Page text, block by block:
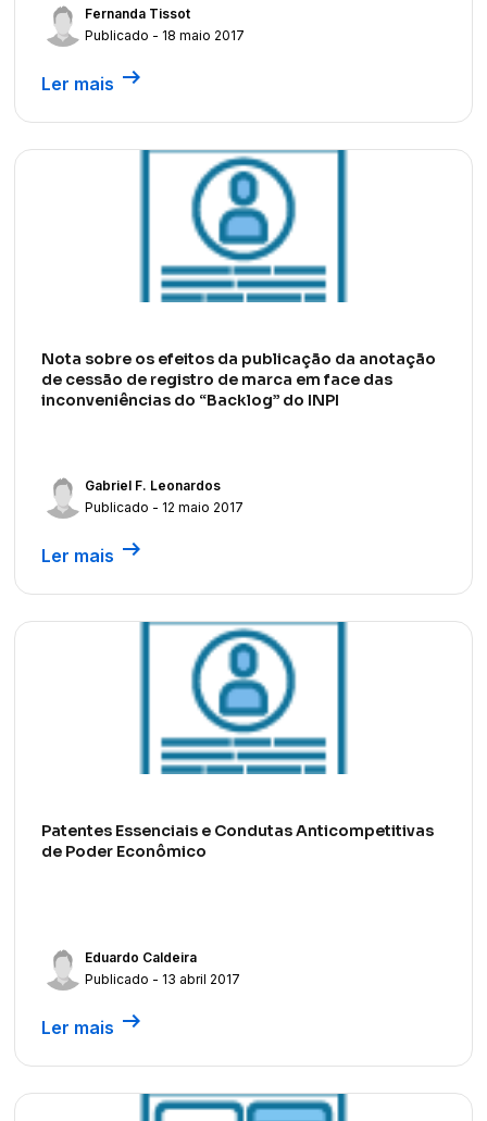
Fernanda Tissot
Publicado - 18 maio 2017
Ler mais arrow_right_alt
Nota sobre os efeitos da publicação da anotação
de cessão de registro de marca em face das
inconveniências do “Backlog” do INPI
Gabriel F. Leonardos
Publicado - 12 maio 2017
Ler mais arrow_right_alt
Patentes Essenciais e Condutas Anticompetitivas
de Poder Econômico
Eduardo Caldeira
Publicado - 13 abril 2017
Ler mais arrow_right_alt